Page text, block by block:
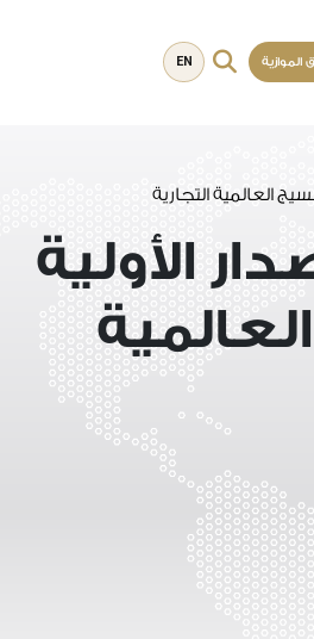
الموازية EN
العالمية التجارية
الأولية